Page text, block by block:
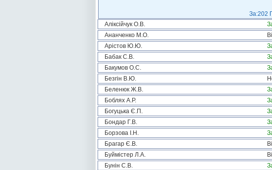
За:202
Аліксійчук О.В.
Ананченко М.О.
Арістов Ю.Ю.
Бабак С.В.
Бакумов О.С.
Безгін В.Ю.
Беленюк Ж.В.
Боблях А.Р.
Богуцька Є.П.
Бондар Г.В.
Борзова І.Н.
Брагар Є.В.
Буймістер Л.А.
Бунін С.В.